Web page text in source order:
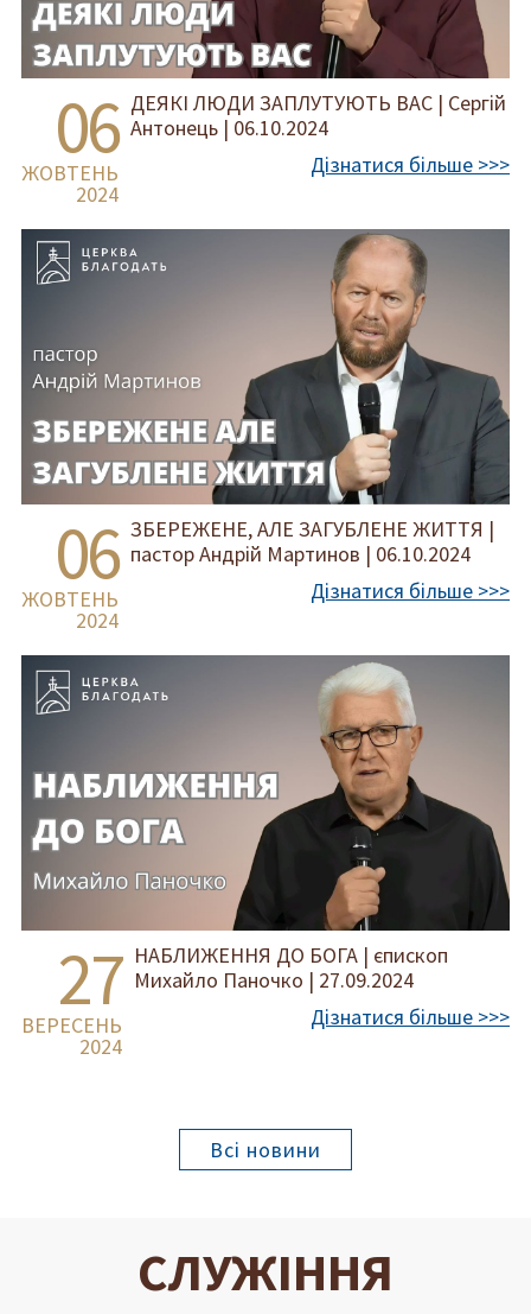
06
ЖОВТЕНЬ
2024
ДЕЯКІ ЛЮДИ ЗАПЛУТУЮТЬ ВАС | Сергій
Антонець | 06.10.2024
Дізнатися більше >>>
06
ЖОВТЕНЬ
2024
ЗБЕРЕЖЕНЕ, АЛЕ ЗАГУБЛЕНЕ ЖИТТЯ |
пастор Андрій Мартинов | 06.10.2024
Дізнатися більше >>>
27
ВЕРЕСЕНЬ
2024
НАБЛИЖЕННЯ ДО БОГА | єпископ
Михайло Паночко | 27.09.2024
Дізнатися більше >>>
Всі новини
СЛУЖІННЯ